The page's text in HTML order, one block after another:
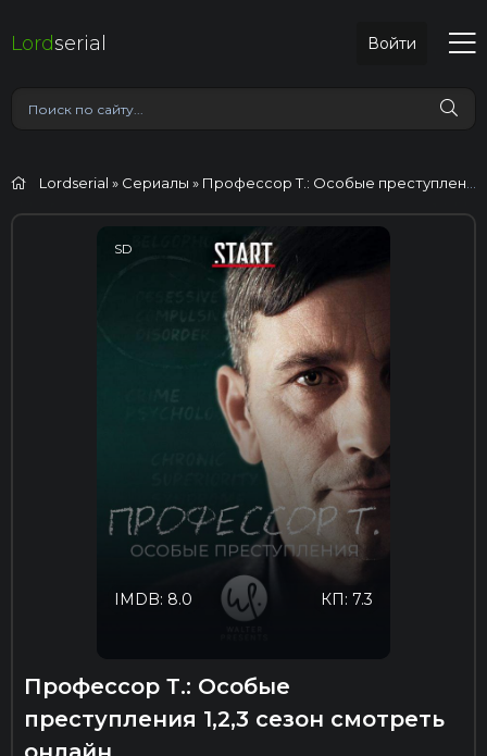
Lordserial Войти
Lordserial » Сериалы » Профессор Т.: Особые преступления
SD
КП: 7.3
IMDB: 8.0
Профессор Т.: Особые
преступления 1,2,3 сезон смотреть